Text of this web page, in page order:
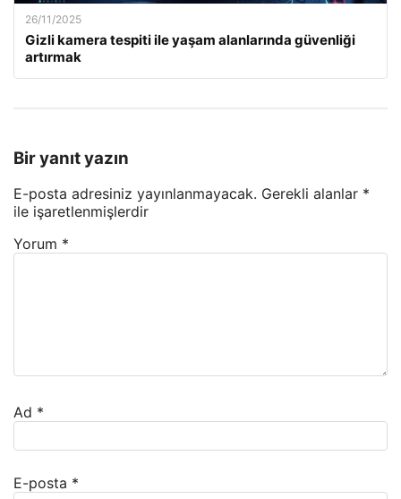
26/11/2025
Gizli kamera tespiti ile yaşam alanlarında güvenliği
artırmak
Bir yanıt yazın
E-posta adresiniz yayınlanmayacak. Gerekli alanlar *
ile işaretlenmişlerdir
Yorum *
Ad *
E-posta *